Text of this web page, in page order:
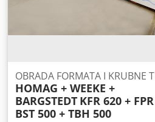
OBRADA FORMATA I KRUBNE
HOMAG + WEEKE +
BARGSTEDT KFR 620 +
BST 500 + TBH 500